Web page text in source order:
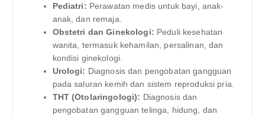
Pediatri: Perawatan medis untuk bayi, anak-
anak, dan remaja.
Obstetri dan Ginekologi: Peduli kesehatan
wanita, termasuk kehamilan, persalinan, dan
kondisi ginekologi.
Urologi: Diagnosis dan pengobatan gangguan
pada saluran kemih dan sistem reproduksi pria.
THT (Otolaringologi): Diagnosis dan
pengobatan gangguan telinga, hidung, dan